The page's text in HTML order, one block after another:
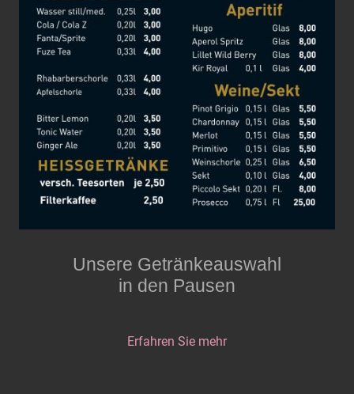
Unsere Getränkeauswahl
in den Pausen
Erfahren Sie mehr